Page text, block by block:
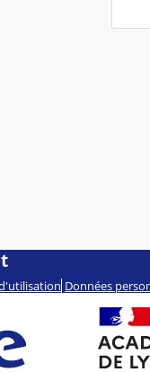
Données